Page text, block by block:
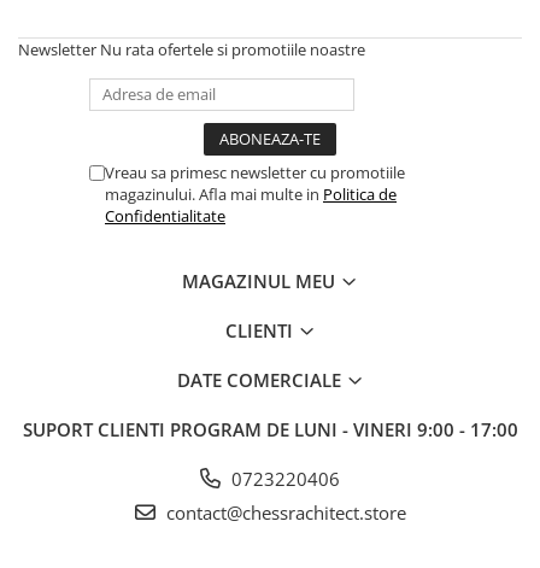
Newsletter Nu rata ofertele si promotiile noastre
Vreau sa primesc newsletter cu promotiile
magazinului. Afla mai multe in Politica de
Confidentialitate
MAGAZINUL MEU
CLIENTI
DATE COMERCIALE
SUPORT CLIENTI PROGRAM DE LUNI - VINERI 9:00 - 17:00
0723220406
contact@chessrachitect.store